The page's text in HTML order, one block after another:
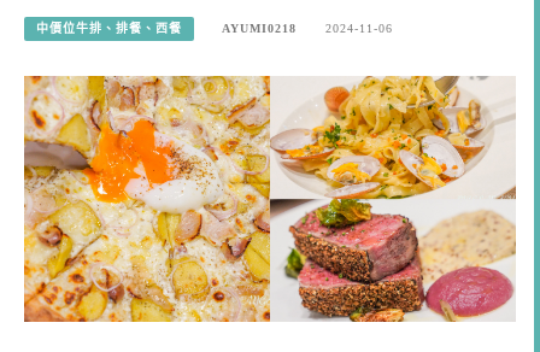
中價位牛排、排餐、西餐 AYUMI0218 2024-11-06